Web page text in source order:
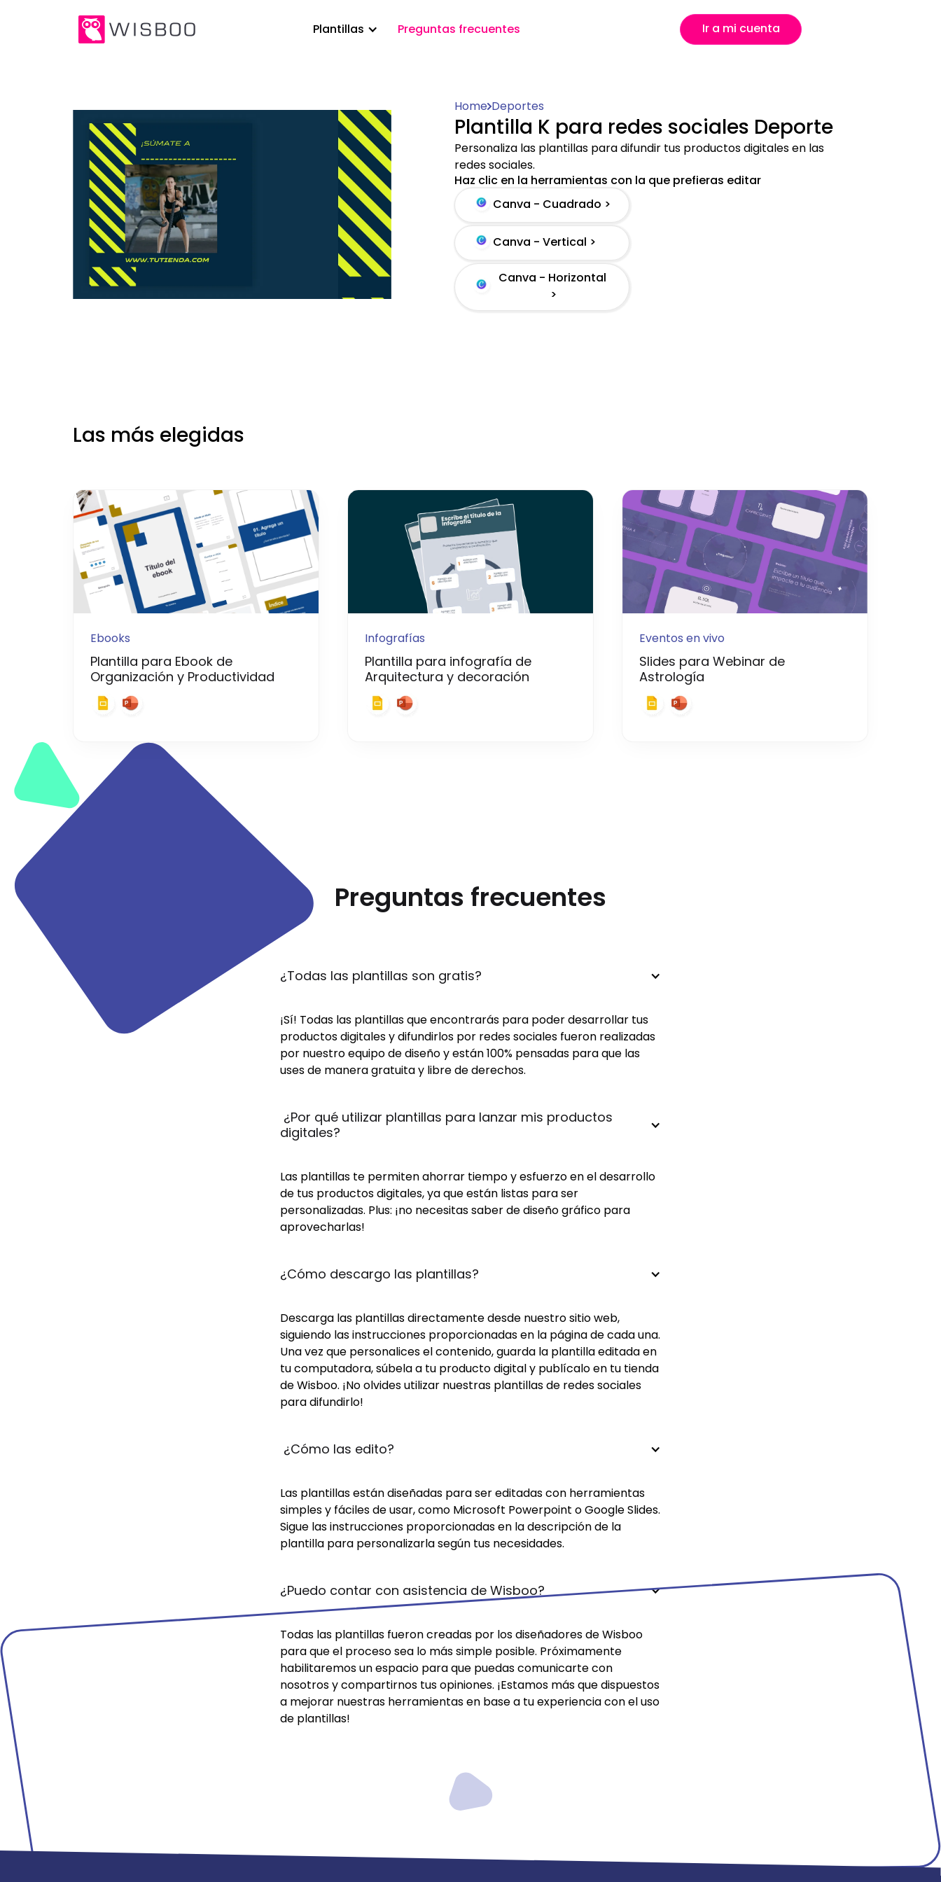
Plantillas Preguntas frecuentes Ir a mi cuenta
Home Deportes
Plantilla K para redes sociales Deporte
Personaliza las plantillas para difundir tus productos digitales en las
redes sociales.
Haz clic en la herramientas con la que prefieras editar
Canva - Cuadrado >
Canva - Vertical >
Canva - Horizontal
>
Las más elegidas
Ebooks
Plantilla para Ebook de
Organización y Productividad
Infografías
Plantilla para infografía de
Arquitectura y decoración
Eventos en vivo
Slides para Webinar de
Astrología
Preguntas frecuentes
¿Todas las plantillas son gratis?
¡Sí! Todas las plantillas que encontrarás para poder desarrollar tus
productos digitales y difundirlos por redes sociales fueron realizadas
por nuestro equipo de diseño y están 100% pensadas para que las
uses de manera gratuita y libre de derechos.
¿Por qué utilizar plantillas para lanzar mis productos
digitales?
Las plantillas te permiten ahorrar tiempo y esfuerzo en el desarrollo
de tus productos digitales, ya que están listas para ser
personalizadas. Plus: ¡no necesitas saber de diseño gráfico para
aprovecharlas!
¿Cómo descargo las plantillas?
Descarga las plantillas directamente desde nuestro sitio web,
siguiendo las instrucciones proporcionadas en la página de cada una.
Una vez que personalices el contenido, guarda la plantilla editada en
tu computadora, súbela a tu producto digital y publícalo en tu tienda
de Wisboo. ¡No olvides utilizar nuestras plantillas de redes sociales
para difundirlo!
¿Cómo las edito?
Las plantillas están diseñadas para ser editadas con herramientas
simples y fáciles de usar, como Microsoft Powerpoint o Google Slides.
Sigue las instrucciones proporcionadas en la descripción de la
plantilla para personalizarla según tus necesidades.
¿Puedo contar con asistencia de Wisboo?
Todas las plantillas fueron creadas por los diseñadores de Wisboo
para que el proceso sea lo más simple posible. Próximamente
habilitaremos un espacio para que puedas comunicarte con
nosotros y compartirnos tus opiniones. ¡Estamos más que dispuestos
a mejorar nuestras herramientas en base a tu experiencia con el uso
de plantillas!